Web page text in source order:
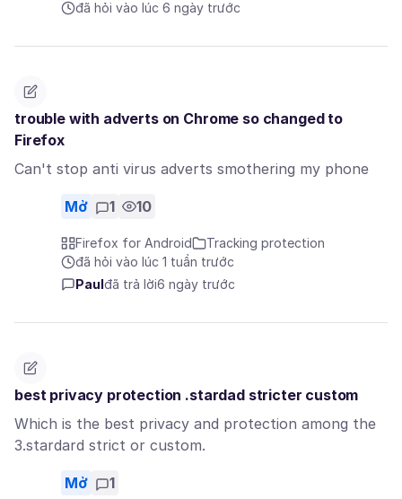
đã hỏi vào lúc 6 ngày trước
trouble with adverts on Chrome so changed to
Firefox
Can't stop anti virus adverts smothering my phone
Mở 1 10
Firefox for Android
Tracking protection
đã hỏi vào lúc 1 tuần trước
Paul đã trả lời6 ngày trước
best privacy protection .stardad stricter custom
Which is the best privacy and protection among the
3.stardard strict or custom.
Mở 1